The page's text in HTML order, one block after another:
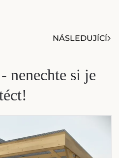
NÁSLEDUJÍCÍ
nenechte si je